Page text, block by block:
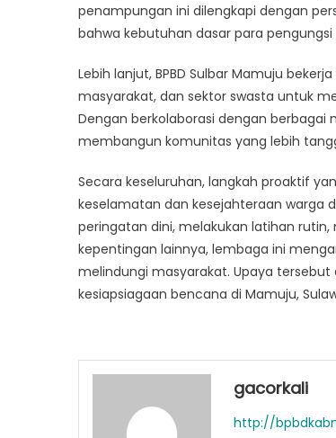
penampungan ini dilengkapi dengan
bahwa kebutuhan dasar para
Lebih lanjut, BPBD Sulbar Mamuju
masyarakat, dan sektor swasta untuk
Dengan berkolaborasi dengan
membangun komunitas yang lebih
Secara keseluruhan, langkah proaktif
keselamatan dan kesejahteraan warga
peringatan dini, melakukan latihan
kepentingan lainnya, lembaga ini
melindungi masyarakat. Upaya
kesiapsiagaan bencana di Mamuju,
gacorkali
http://